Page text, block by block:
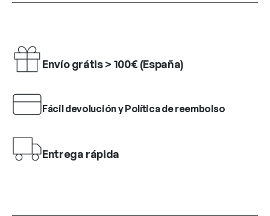
Envío grátis > 100€ (España)
Fácil devolución y Política de reembolso
Entrega rápida